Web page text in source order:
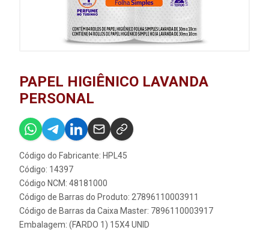
PAPEL HIGIÊNICO LAVANDA
PERSONAL
Código do Fabricante: HPL45
Código: 14397
Código NCM: 48181000
Código de Barras do Produto: 27896110003911
Código de Barras da Caixa Master: 7896110003917
Embalagem: (FARDO 1) 15X4 UNID